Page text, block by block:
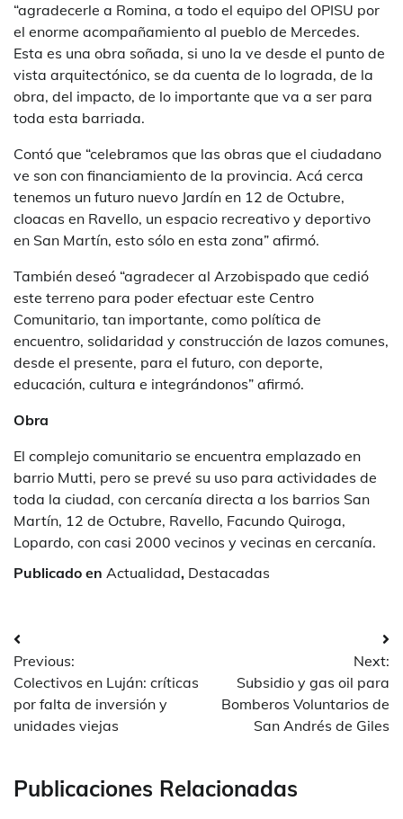
“agradecerle a Romina, a todo el equipo del OPISU por
el enorme acompañamiento al pueblo de Mercedes.
Esta es una obra soñada, si uno la ve desde el punto de
vista arquitectónico, se da cuenta de lo lograda, de la
obra, del impacto, de lo importante que va a ser para
toda esta barriada.
Contó que “celebramos que las obras que el ciudadano
ve son con financiamiento de la provincia. Acá cerca
tenemos un futuro nuevo Jardín en 12 de Octubre,
cloacas en Ravello, un espacio recreativo y deportivo
en San Martín, esto sólo en esta zona” afirmó.
También deseó “agradecer al Arzobispado que cedió
este terreno para poder efectuar este Centro
Comunitario, tan importante, como política de
encuentro, solidaridad y construcción de lazos comunes,
desde el presente, para el futuro, con deporte,
educación, cultura e integrándonos” afirmó.
Obra
El complejo comunitario se encuentra emplazado en
barrio Mutti, pero se prevé su uso para actividades de
toda la ciudad, con cercanía directa a los barrios San
Martín, 12 de Octubre, Ravello, Facundo Quiroga,
Lopardo, con casi 2000 vecinos y vecinas en cercanía.
Publicado en Actualidad, Destacadas
Navegación
de
entradas
Previous:
Colectivos en Luján: críticas
por falta de inversión y
unidades viejas
Next:
Subsidio y gas oil para
Bomberos Voluntarios de
San Andrés de Giles
Publicaciones Relacionadas